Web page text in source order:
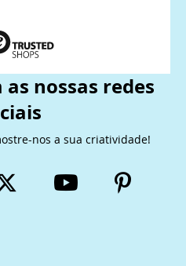
nossas redes
nos a sua criatividade!